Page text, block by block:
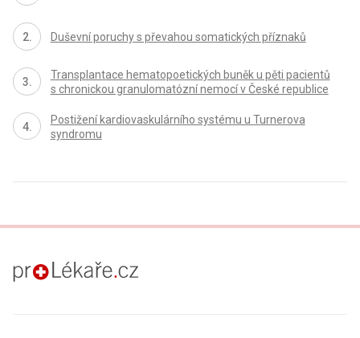
Duševní poruchy s převahou somatických příznaků
Transplantace hematopoetických buněk u pěti pacientů
s chronickou granulomatózní nemocí v České republice
Postižení kardiovaskulárního systému u Turnerova
syndromu
proLékaře.cz